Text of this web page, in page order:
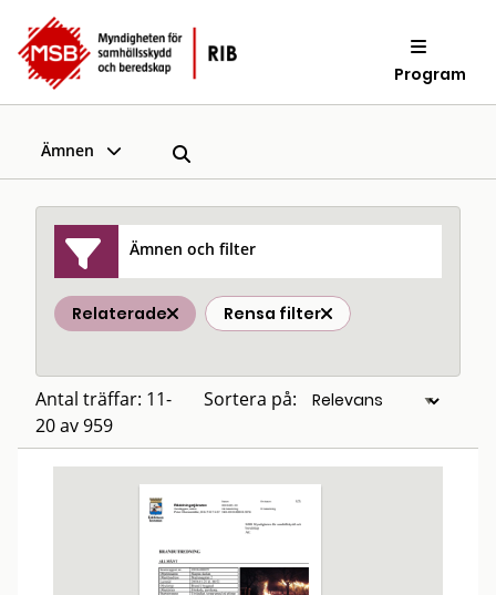
Program
Ämnen
Ämnen och filter
Relaterade Rensa filter
Antal träffar: 11-
20 av 959
Sortera på: